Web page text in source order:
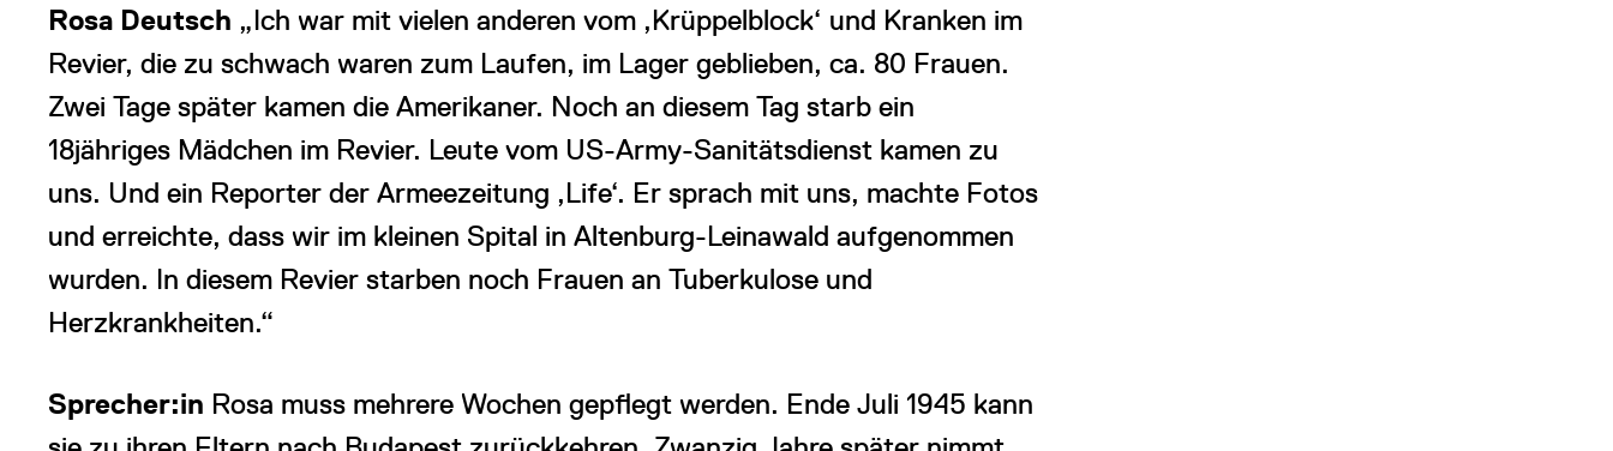
Rosa Deutsch „Ich war mit vielen anderen vom ‚Krüppelblock‘ und Kranken im
Revier, die zu schwach waren zum Laufen, im Lager geblieben, ca. 80 Frauen.
Zwei Tage später kamen die Amerikaner. Noch an diesem Tag starb ein
18jähriges Mädchen im Revier. Leute vom US-Army-Sanitätsdienst kamen zu
uns. Und ein Reporter der Armeezeitung ‚Life‘. Er sprach mit uns, machte Fotos
und erreichte, dass wir im kleinen Spital in Altenburg-Leinawald aufgenommen
wurden. In diesem Revier starben noch Frauen an Tuberkulose und
Herzkrankheiten.“
Sprecher:in Rosa muss mehrere Wochen gepflegt werden. Ende Juli 1945 kann